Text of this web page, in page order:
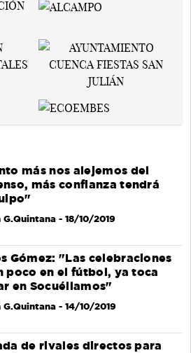
más nos alejemos del
más confianza tendrá
G.Quintana- 18/10/2019
Gómez: "Las celebraciones
poco en el fútbol, ya toca
en Socuéllamos"
G.Quintana- 14/10/2019
de rivales directos para